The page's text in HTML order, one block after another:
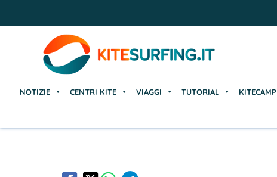
NOTIZIE CENTRI KITE VIAGGI TUTORIAL KITECAMP